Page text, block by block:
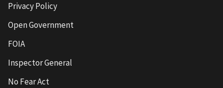
Privacy Policy
Open Government
FOIA
Inspector General
No Fear Act